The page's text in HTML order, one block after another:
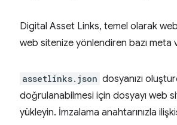
Digital Asset Links, temel olarak
web sitenize yönlendiren bazı meta
assetlinks.json dosyanızı
doğrulanabilmesi için dosyayı web
yükleyin. İmzalama anahtarınızla